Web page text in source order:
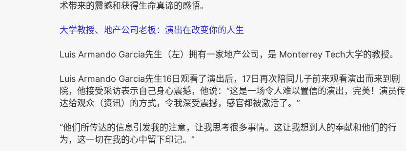
术带来的震撼和获得生命真谛的感悟。
大学教授、地产公司老板：演出在改变你的人生
Luis Armando Garcia先生（左）拥有一家地产公司，是 Monterrey Tech大学的教授。
Luis Armando Garcia先生16日观看了演出后，17日再次陪同儿子前来观看演出而来到剧
院，他接受采访表示自己身心震撼，他说：“这是一场令人难以置信的演出，完美！演员传
达给观众（资讯）的方式，令我深受震撼，感官都被激活了。”
“他们所传达的信息引发我的注意，让我思考很多事情。这让我想到人的奉献和他们的行
为，这一切在我的心中留下印记。”